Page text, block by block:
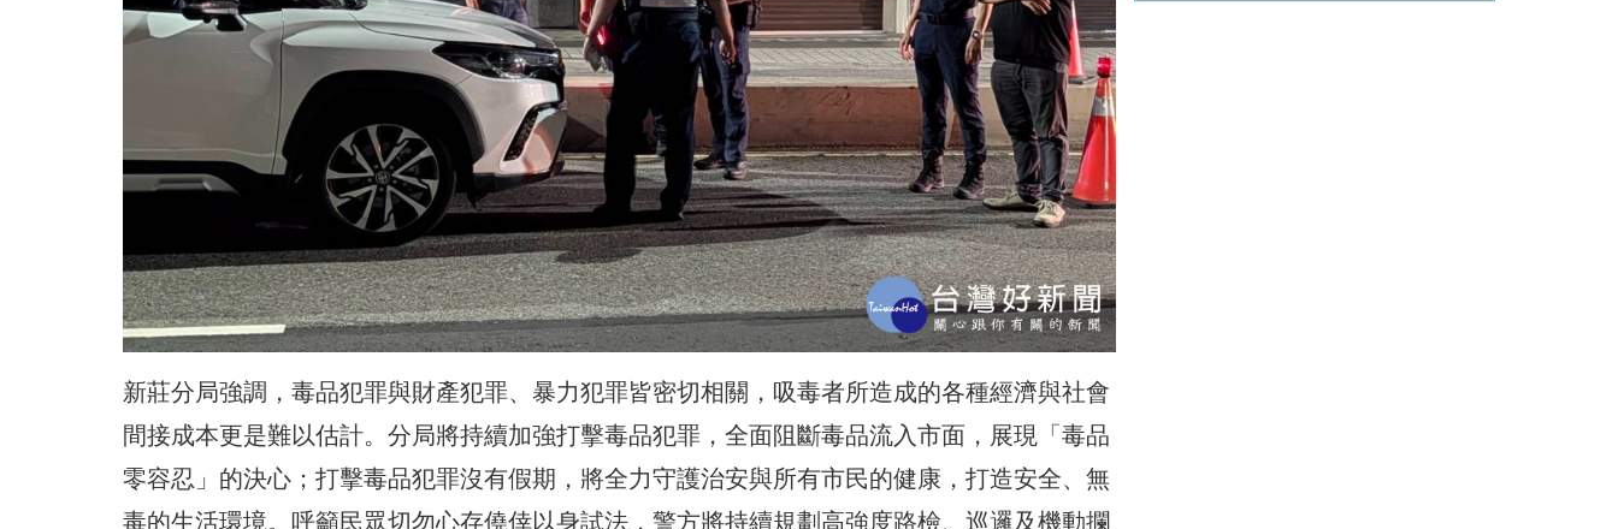
新莊分局強調，毒品犯罪與財產犯罪、暴力犯罪皆密切相關，吸毒者所造成的各種經濟與社會
間接成本更是難以估計。分局將持續加強打擊毒品犯罪，全面阻斷毒品流入市面，展現「毒品
零容忍」的決心；打擊毒品犯罪沒有假期，將全力守護治安與所有市民的健康，打造安全、無
毒的生活環境。呼籲民眾切勿心存僥倖以身試法，警方將持續規劃高強度路檢、巡邏及機動攔